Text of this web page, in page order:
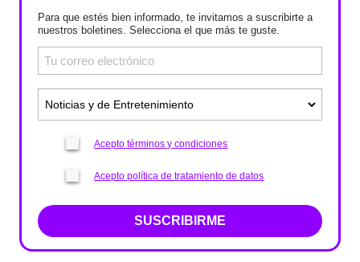
Para que estés bien informado, te invitamos a suscribirte a
nuestros boletines. Selecciona el que más te guste.
Acepto términos y condiciones
Acepto política de tratamiento de datos
SUSCRIBIRME